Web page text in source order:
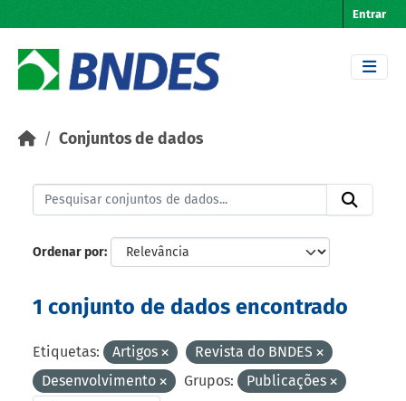
Entrar
Conjuntos de dados
Ordenar por
1 conjunto de dados encontrado
Etiquetas: Artigos
Revista do BNDES
Desenvolvimento
Grupos: Publicações